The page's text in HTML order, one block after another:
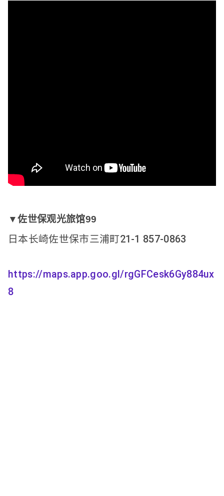
▼佐世保观光旅馆99
日本长崎佐世保市三浦町21-1 857-0863
https://maps.app.goo.gl/rgGFCesk6Gy884ux
8